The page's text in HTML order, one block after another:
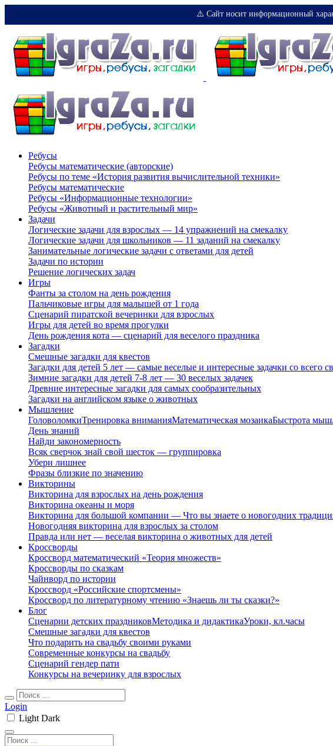
⚠️ Сайт носит информационный
Ребусы
Ребусы математические (авторские)
Ребусы по теме «История развития вычислительной техники»
Ребусы математические
Ребусы «Информационные технологии»
Ребусы «Животный и растительный мир»
Задачи
Логические задачи для взрослых — 14 упражнений на смекалку
Логические задачи для школьников — 11 заданий на смекалку
Занимательные логические задачи с ответами для детей
Задачи по истории
Решение логических задач
Игры
Фанты за столом на день рождения
Пальчиковые игры для малышей от 1 года
Сценарий пиратской вечеринки для взрослых
Игры для детей во время прогулки
День рождения кота — сценарий для веселого праздника
Загадки
Смешные загадки для квестов
Загадки для детей 5 лет — самые веселые и интересные задачки со всего
Зимние загадки для детей 7-8 лет — 30 веселых задачек
Древние интересные загадки для самых сообразительных
Загадки на английском языке о животных
Мышление
ГоловоломкиТренировка вниманияМатематическая мозаикаБыстрота
День знаний
Найди закономерность
Всяк сверчок знай свой шесток — группировка
Убери лишнее
Фразы близкие по значению
Викторины
Викторина для взрослых на день рождения
Викторина океаны и моря
Викторина для большой компании — Что вы знаете о новогодних
Новогодняя викторина для взрослых за столом
Правда или нет — веселая викторина о животных для детей
Кроссворды
Кроссворд математический «Теория множеств»
Кроссворды по сказкам
Чайнворд по истории
Кроссворд «Российские спортсмены»
Кроссворд по литературному чтению «Знаешь ли ты сказки?»
Блог
Сценарии детских праздниковМетодика и дидактикаУроки, кл.часы
Смешные загадки для квестов
Что подарить на свадьбу своими руками
Современные конкурсы на свадьбу
Сценарий гендер пати
Конкурсы на вечеринку для взрослых
Login
Light Dark